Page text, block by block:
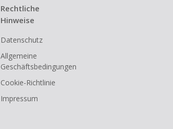
Rechtliche
Hinweise
Datenschutz
Allgemeine
Geschäftsbedingungen
Cookie-Richtlinie
Impressum